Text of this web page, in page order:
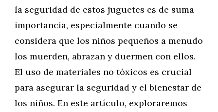
la seguridad de estos juguetes es de suma
importancia, especialmente cuando se
considera que los niños pequeños a menudo
los muerden, abrazan y duermen con ellos.
El uso de materiales no tóxicos es crucial
para asegurar la seguridad y el bienestar de
los niños. En este artículo, exploraremos